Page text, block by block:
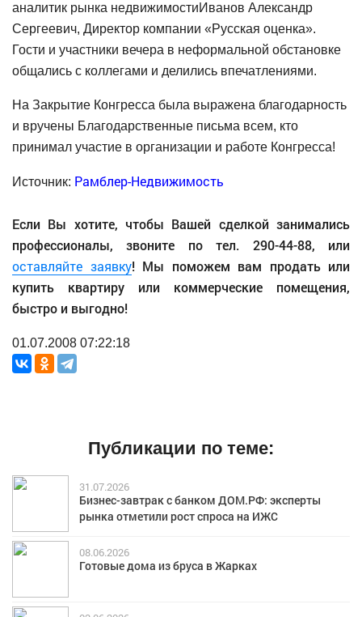
аналитик рынка недвижимостиИванов Александр
Сергеевич, Директор компании «Русская оценка».
Гости и участники вечера в неформальной обстановке
общались с коллегами и делились впечатлениями.
На Закрытие Конгресса была выражена благодарность
и вручены Благодарственные письма всем, кто
принимал участие в организации и работе Конгресса!
Источник: Рамблер-Недвижимость
Если Вы хотите, чтобы Вашей сделкой занимались
профессионалы, звоните по тел. 290-44-88, или
оставляйте заявку! Мы поможем вам продать или
купить квартиру или коммерческие помещения,
быстро и выгодно!
01.07.2008 07:22:18
Публикации по теме:
31.07.2026
Бизнес-завтрак с банком ДОМ.РФ: эксперты
рынка отметили рост спроса на ИЖС
08.06.2026
Готовые дома из бруса в Жарках